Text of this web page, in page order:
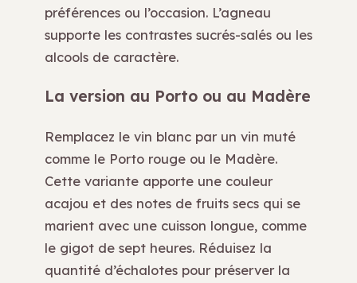
préférences ou l’occasion. L’agneau
supporte les contrastes sucrés-salés ou les
alcools de caractère.
La version au Porto ou au Madère
Remplacez le vin blanc par un vin muté
comme le Porto rouge ou le Madère.
Cette variante apporte une couleur
acajou et des notes de fruits secs qui se
marient avec une cuisson longue, comme
le gigot de sept heures. Réduisez la
quantité d’échalotes pour préserver la